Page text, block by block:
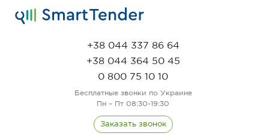
+38 044 337 86 64
+38 044 364 50 45
0 800 75 10 10
Бесплатные звонки по Украине
Пн – Пт 08:30-19:30
Заказать звонок